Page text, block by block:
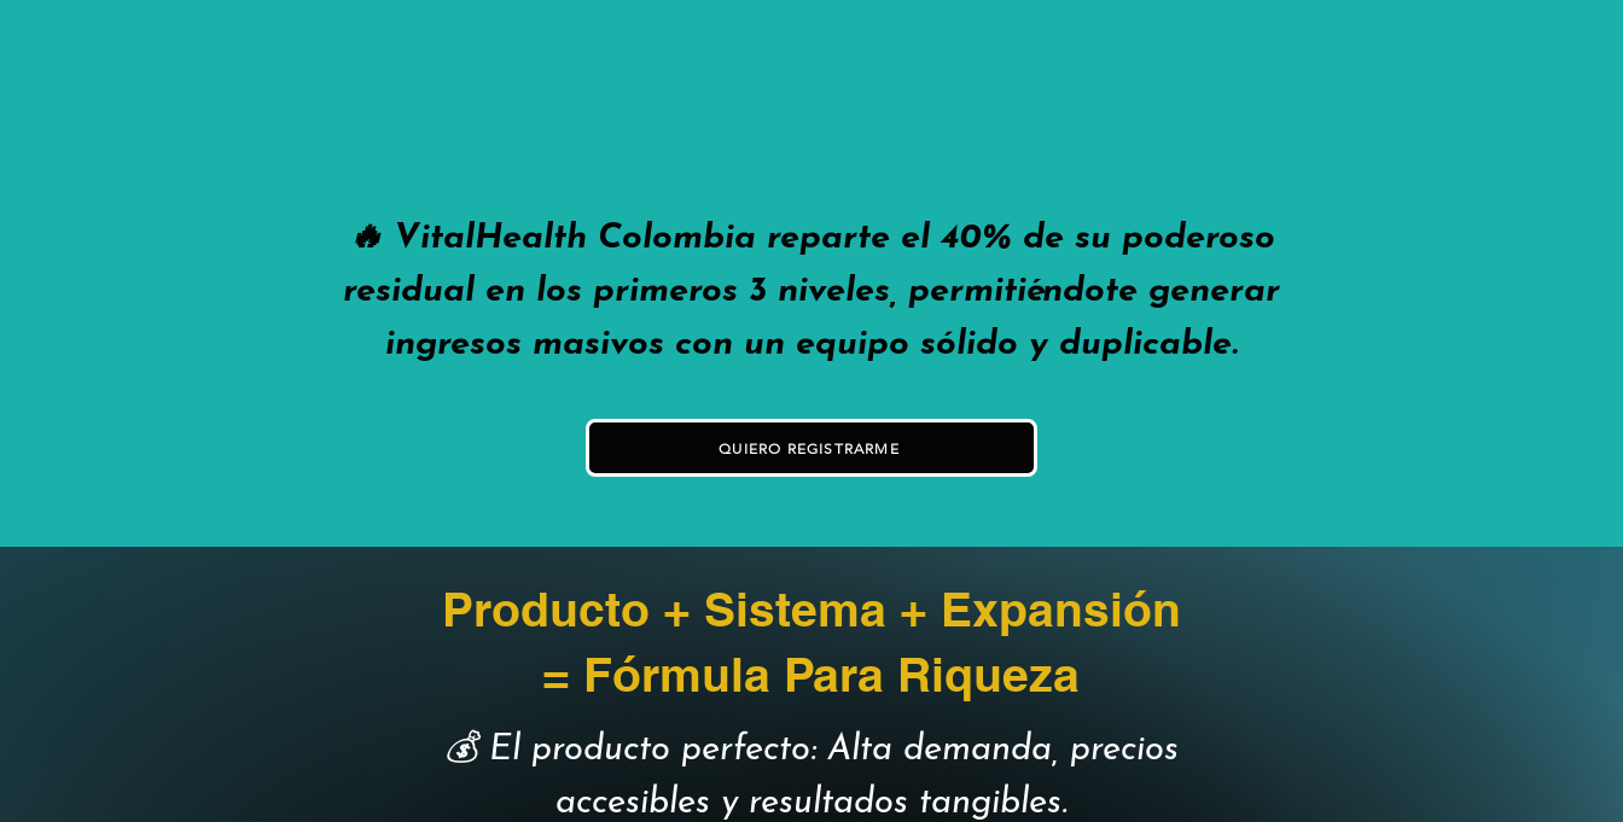
🔥 VitalHealth Colombia reparte el 40% de su poderoso
residual en los primeros 3 niveles, permitiéndote generar
ingresos masivos con un equipo sólido y duplicable.
QUIERO REGISTRARME
Producto + Sistema + Expansión
= Fórmula Para Riqueza
💰 El producto perfecto: Alta demanda, precios
accesibles y resultados tangibles.